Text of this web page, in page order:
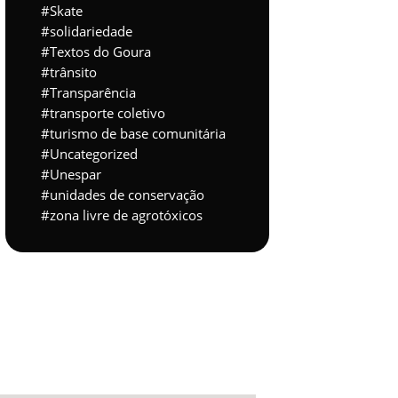
Skate
solidariedade
Textos do Goura
trânsito
Transparência
transporte coletivo
turismo de base comunitária
Uncategorized
Unespar
unidades de conservação
zona livre de agrotóxicos